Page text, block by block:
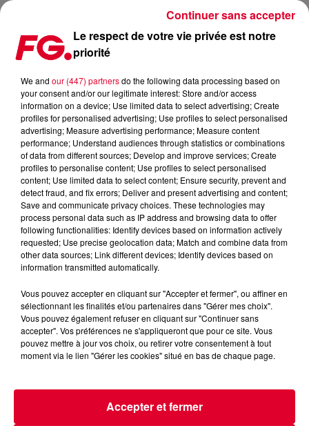
LES NUITS BERLINOISES AU CŒUR D’UNE EXPO AU CENTRE
Publié : 11 décembre 2023 à 12h09 par Christophe
HUBERT
Le respect de votre vie privée est notre
priorité
We and our (447) partnersdo the following data processing based on
your consent and/or our legitimate interest: Store and/or access
information on a device; Use limited data to select advertising; Create
profiles for personalised advertising; Use profiles to select personalised
advertising; Measure advertising performance; Measure content
performance; Understand audiences through statistics or combinations
of data from different sources; Develop and improve services; Create
profiles to personalise content; Use profiles to select personalised
content; Use limited data to select content; Ensure security, prevent and
detect fraud, and fix errors; Deliver and present advertising and content;
Save and communicate privacy choices. These technologies may
process personal data such as IP address and browsing data to offer
following functionalities: Identify devices based on information actively
requested; Use precise geolocation data; Match and combine data from
other data sources; Link different devices; Identify devices based on
information transmitted automatically.
Vous pouvez accepter en cliquant sur "Accepter et fermer", ou affiner en
sélectionnant les finalités et/ou partenaires dans "Gérer mes choix".
Vous pouvez également refuser en cliquant sur "Continuer sans
accepter". Vos préférences ne s'appliqueront que pour ce site. Vous
pouvez mettre à jour vos choix, ou retirer votre consentement à tout
moment via le lien "Gérer les cookies" situé en bas de chaque page.
Accepter et fermer
Continuer sans accepter